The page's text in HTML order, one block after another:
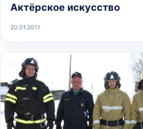
Актёрское искусство
20.01.2011